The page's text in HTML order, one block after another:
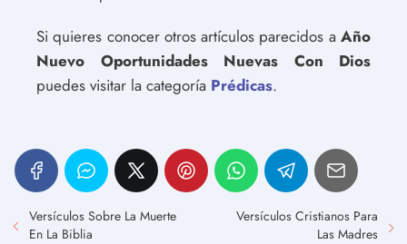
Si quieres conocer otros artículos parecidos a Año
Nuevo Oportunidades Nuevas Con Dios
puedes visitar la categoría Prédicas.
Versículos Sobre La Muerte
En La Biblia
Versículos Cristianos Para
Las Madres